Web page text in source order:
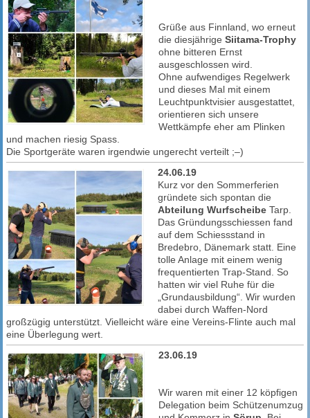
Grüße aus Finnland, wo erneut
die diesjährige Siitama-Trophy
ohne bitteren Ernst
ausgeschlossen wird.
Ohne aufwendiges Regelwerk
und dieses Mal mit einem
Leuchtpunktvisier ausgestattet,
orientieren sich unsere
Wettkämpfe eher am Plinken
und machen riesig Spass.
Die Sportgeräte waren irgendwie ungerecht verteilt ;–)
24.06.19
Kurz vor den Sommerferien
gründete sich spontan die
Abteilung WurfscheibeTarp.
Das Gründungsschiessen fand
auf dem Schiessstand in
Bredebro, Dänemark statt. Eine
tolle Anlage mit einem wenig
frequentierten Trap-Stand. So
hatten wir viel Ruhe für die
„Grundausbildung“. Wir wurden
dabei durch Waffen-Nord
großzügig unterstützt. Vielleicht wäre eine Vereins-Flinte auch mal
eine Überlegung wert.
23.06.19
Wir waren mit einer 12 köpfigen
Delegation beim Schützenumzug